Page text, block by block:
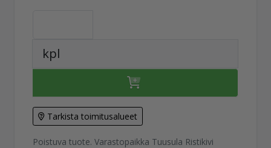
kpl
Tarkista toimitusalueet
Poistuva tuote. Varastopaikka Tuusula Ristikivi